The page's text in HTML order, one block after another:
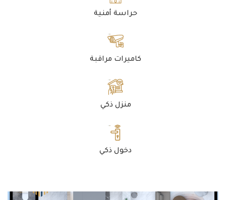
حراسة أمنية
كاميرات مراقبة
منزل ذكي
دخول ذكي